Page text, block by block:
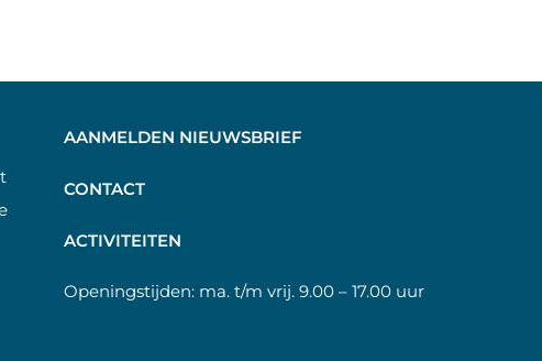
AANMELDEN NIEUWSBRIEF
CONTACT
ACTIVITEITEN
Openingstijden: ma. t/m vrij. 9.00 – 17.00 uur